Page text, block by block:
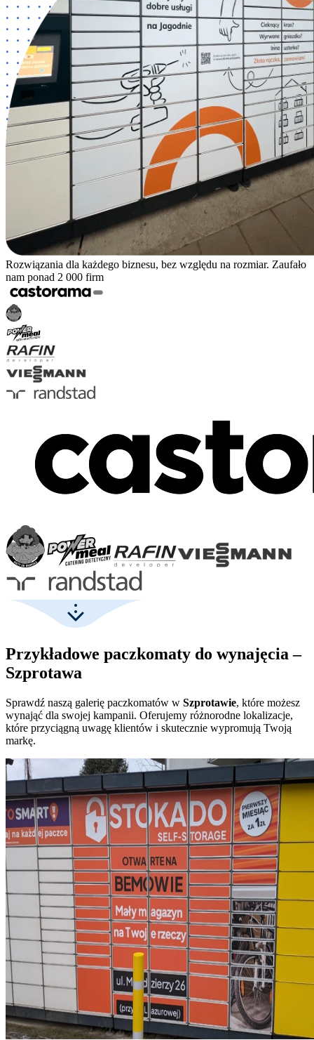
Rozwiązania dla każdego biznesu, bez względu na rozmiar. Zaufało
nam ponad 2 000 firm
Przykładowe paczkomaty do wynajęcia –
Szprotawa
Sprawdź naszą galerię paczkomatów w Szprotawie, które możesz
wynająć dla swojej kampanii. Oferujemy różnorodne lokalizacje,
które przyciągną uwagę klientów i skutecznie wypromują Twoją
markę.